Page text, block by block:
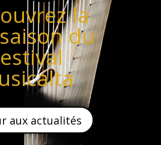
la
du
aux actualités